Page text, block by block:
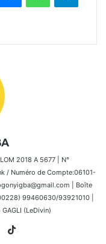
2018 A 5677 | N°
/ Numéro de Compte:06101-
| Boîte
99460630/93921010 |
(LeDivin)
Instagram